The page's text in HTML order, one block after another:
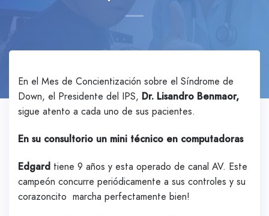
En el Mes de Concientización sobre el Síndrome de
Down, el Presidente del IPS, Dr. Lisandro Benmaor,
sigue atento a cada uno de sus pacientes.
En su consultorio un mini técnico en computadoras
Edgard tiene 9 años y esta operado de canal AV. Este
campeón concurre periódicamente a sus controles y su
corazoncito marcha perfectamente bien!